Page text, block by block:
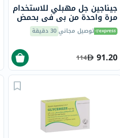
جيناجين جل مهبلي للاستخدام
مرة واحدة من بي في بحمض
الهيالورونيك وحمض اللاكتيك
لعلاج التهاب المهبل البكتيري
مسبقًا سعة 4 مل
توصيل مجاني30 دقيقة
91.20
114